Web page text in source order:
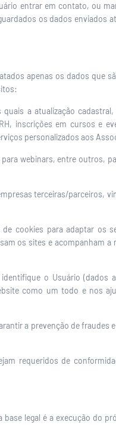
entrar em contato, ou
os dados enviados
apenas os dados que
a atualização
inscrições em cursos e
personalizados aos
webinars, entre outros,
terceiras/parceiros,
cookies para adaptar os
os sites e acompanham a
o Usuário (dados
como um todo e nos
a prevenção de fraudes
requeridos de
legal é a execução do